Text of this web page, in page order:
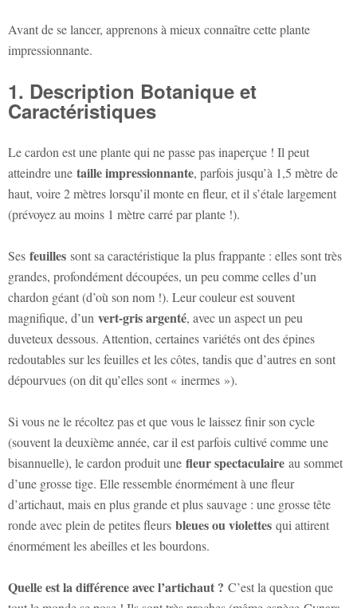
Avant de se lancer, apprenons à mieux connaître cette plante
impressionnante.
1. Description Botanique et
Caractéristiques
Le cardon est une plante qui ne passe pas inaperçue ! Il peut
atteindre une taille impressionnante, parfois jusqu’à 1,5 mètre de
haut, voire 2 mètres lorsqu’il monte en fleur, et il s’étale largement
(prévoyez au moins 1 mètre carré par plante !).
Ses feuilles sont sa caractéristique la plus frappante : elles sont très
grandes, profondément découpées, un peu comme celles d’un
chardon géant (d’où son nom !). Leur couleur est souvent
magnifique, d’un vert-gris argenté, avec un aspect un peu
duveteux dessous. Attention, certaines variétés ont des épines
redoutables sur les feuilles et les côtes, tandis que d’autres en sont
dépourvues (on dit qu’elles sont « inermes »).
Si vous ne le récoltez pas et que vous le laissez finir son cycle
(souvent la deuxième année, car il est parfois cultivé comme une
bisannuelle), le cardon produit une fleur spectaculaire au sommet
d’une grosse tige. Elle ressemble énormément à une fleur
d’artichaut, mais en plus grande et plus sauvage : une grosse tête
ronde avec plein de petites fleurs bleues ou violettes qui attirent
énormément les abeilles et les bourdons.
Quelle est la différence avec l’artichaut ? C’est la question que